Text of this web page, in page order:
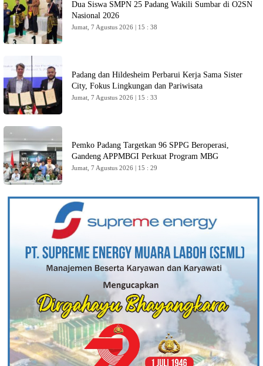
Dua Siswa SMPN 25 Padang Wakili Sumbar di O2SN
Nasional 2026
Jumat, 7 Agustus 2026 | 15 : 38
Padang dan Hildesheim Perbarui Kerja Sama Sister
City, Fokus Lingkungan dan Pariwisata
Jumat, 7 Agustus 2026 | 15 : 33
Pemko Padang Targetkan 96 SPPG Beroperasi,
Gandeng APPMBGI Perkuat Program MBG
Jumat, 7 Agustus 2026 | 15 : 29